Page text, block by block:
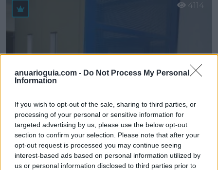
anuarioguia.com - Do Not Process My Personal
Information
If you wish to opt-out of the sale, sharing to third parties, or
processing of your personal or sensitive information for
targeted advertising by us, please use the below opt-out
section to confirm your selection. Please note that after your
opt-out request is processed you may continue seeing
interest-based ads based on personal information utilized by
us or personal information disclosed to third parties prior to
Ascensores Gaudí, S.L.U
Barcelona (Barcelona)
4114